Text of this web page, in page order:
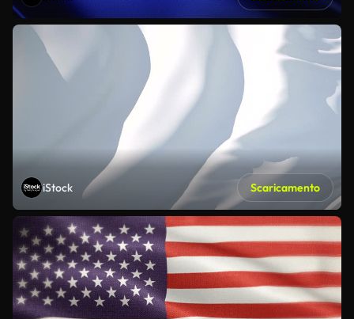
iStock Scaricamento